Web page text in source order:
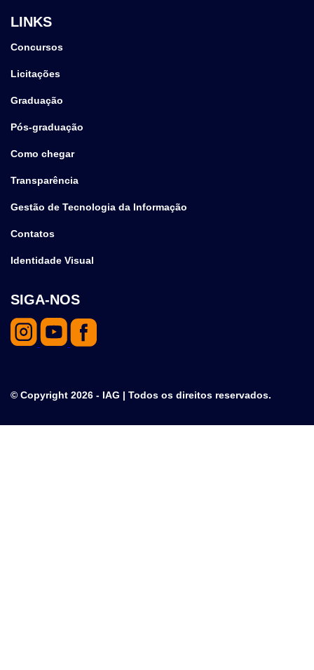
LINKS
Concursos
Licitações
Graduação
Pós-graduação
Como chegar
Transparência
Gestão de Tecnologia da Informação
Contatos
Identidade Visual
SIGA-NOS
© Copyright 2026 - IAG | Todos os direitos reservados.